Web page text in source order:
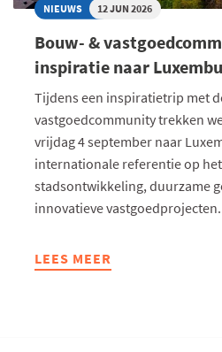
NIEUWS 12 JUN 2026
Bouw- &
inspiratie naar
Tijdens een inspiratietrip met
vastgoedcommunity trekken
vrijdag 4 september naar
internationale referentie op
stadsontwikkeling, duurzame
innovatieve vastgoedprojecten.
LEES MEER
ABOUT